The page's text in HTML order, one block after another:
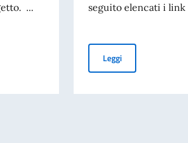
E COOPERAZIONE INTERNAZIONALE,
...
- ASSUNZIONE ASSISTENTE ANALISTA DI
seguito elencati i link
LeggiAVVISO DI